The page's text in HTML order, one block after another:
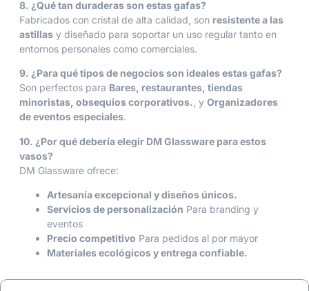
8. ¿Qué tan duraderas son estas gafas?
Fabricados con cristal de alta calidad, son resistente a las
astillas y diseñado para soportar un uso regular tanto en
entornos personales como comerciales.
9. ¿Para qué tipos de negocios son ideales estas gafas?
Son perfectos para Bares, restaurantes, tiendas
minoristas, obsequios corporativos., y Organizadores
de eventos especiales.
10. ¿Por qué debería elegir DM Glassware para estos
vasos?
DM Glassware ofrece:
Artesanía excepcional y diseños únicos.
Servicios de personalización Para branding y
eventos
Precio competitivo Para pedidos al por mayor
Materiales ecológicos y entrega confiable.